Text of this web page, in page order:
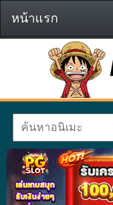
หน้าแรก